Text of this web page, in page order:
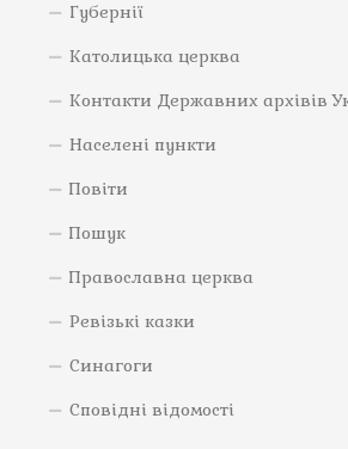
Губернії
Католицька церква
Контакти Державних архівів
Населені пункти
Повіти
Пошук
Православна церква
Ревізькі казки
Синагоги
Сповідні відомості